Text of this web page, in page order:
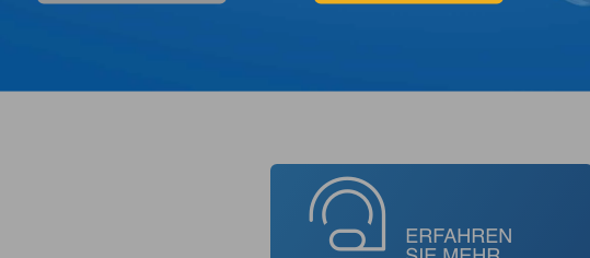
zum ersten Mal an einer Harnwegsinfektion erkranken, ein 70